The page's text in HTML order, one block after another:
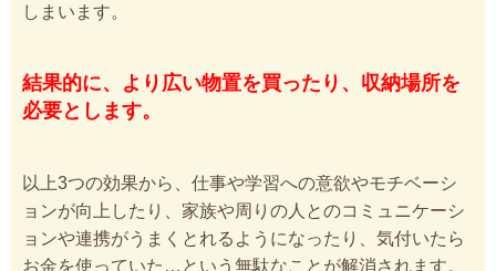
しまいます。
結果的に、より広い物置を買ったり、収納場所を
必要とします。
以上3つの効果から、仕事や学習への意欲やモチベーシ
ョンが向上したり、家族や周りの人とのコミュニケーシ
ョンや連携がうまくとれるようになったり、気付いたら
お金を使っていた…という無駄なことが解消されます。